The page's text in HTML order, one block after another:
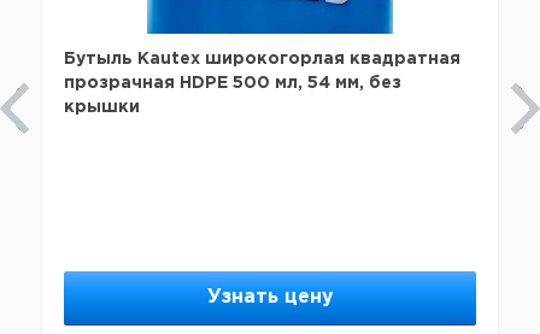
Бутыль Kautex широкогорлая квадратная
прозрачная HDPE 500 мл, 54 мм, без
крышки
Узнать цену